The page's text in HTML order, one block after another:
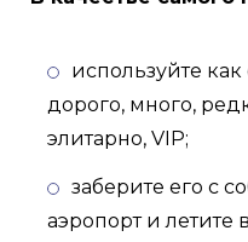
используйте
дорого, много,
элитарно, VIP;
заберите его с
аэропорт и летите